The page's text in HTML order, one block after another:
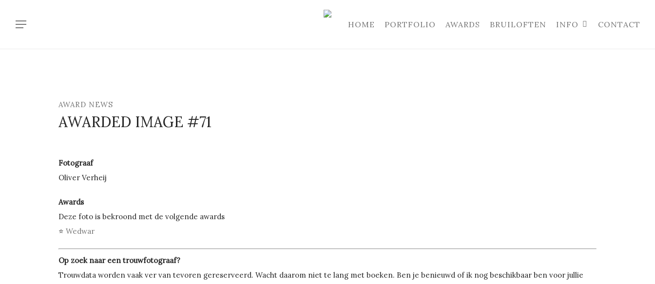
Menu HOME PORTFOLIO AWARDS BRUILOFTEN INFO CONTACT
AWARD NEWS
AWARDED IMAGE #71
Fotograaf
Oliver Verheij
Awards
Deze foto is bekroond met de volgende awards
⭐Wedwar
Op zoek naar een trouwfotograaf?
Trouwdata worden vaak ver van tevoren gereserveerd. Wacht daarom niet te lang met boeken. Ben je benieuwd of ik nog beschikbaar ben voor jullie